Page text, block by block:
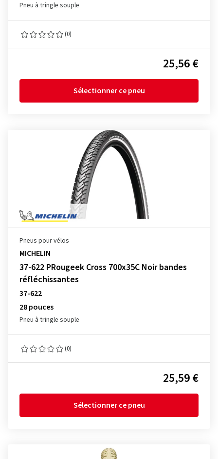
Pneu à tringle souple
(0)
25,56 €
Sélectionner ce pneu
Pneus pour vélos
MICHELIN
37-622 PRougeek Cross 700x35C Noir bandes
réfléchissantes
37-622
28 pouces
Pneu à tringle souple
(0)
25,59 €
Sélectionner ce pneu